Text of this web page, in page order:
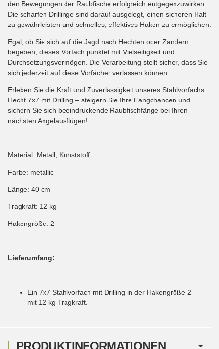
PRODUKTINFORMATIONEN
den Bewegungen der Raubfische erfolgreich entgegenzuwirken.
Die scharfen Drillinge sind darauf ausgelegt, einen sicheren Halt
zu gewährleisten und schnelles, effektives Haken zu ermöglichen.
Egal, ob Sie sich auf die Jagd nach Hechten oder Zandern
begeben, dieses Vorfach punktet mit Vielseitigkeit und
Durchsetzungsvermögen. Die Verarbeitung stellt sicher, dass Sie
sich jederzeit auf diese Vorfächer verlassen können.
Erleben Sie die Kraft und Zuverlässigkeit unseres Stahlvorfachs
Hecht 7x7 mit Drilling – steigern Sie Ihre Fangchancen und
sichern Sie sich beeindruckende Raubfischfänge bei Ihren
nächsten Angelausflügen!
Material: Metall, Kunststoff
Farbe: metallic
Länge: 40 cm
Tragkraft: 12 kg
Hakengröße: 2
Lieferumfang:
Ein 7x7 Stahlvorfach mit Drilling in der Hakengröße 2
mit 12 kg Tragkraft.